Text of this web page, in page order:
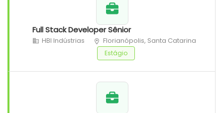
Full Stack Developer Sênior
HBI Indústrias Florianópolis, Santa Catarina
Estágio